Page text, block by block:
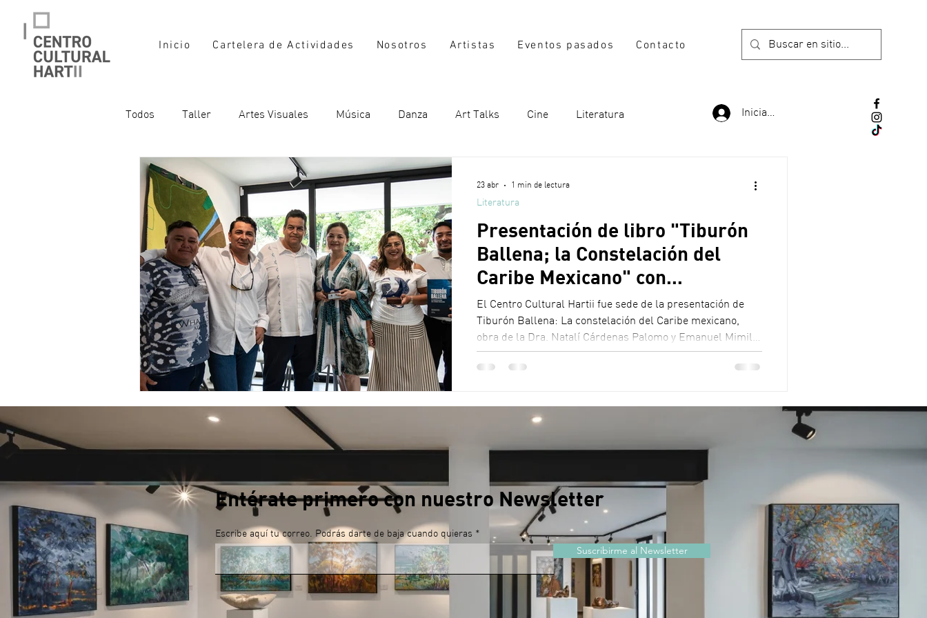
Inicio Cartelera de Actividades Nosotros Artistas Eventos pasados Contacto
Todos Taller Artes Visuales Música Danza Art Talks Cine Literatura
Presentación de libro "Tiburón
Ballena; la Constelación del
Caribe Mexicano" con
PRONATURA
El Centro Cultural Hartii fue sede de la presentación de
Tiburón Ballena: La constelación del Caribe mexicano,
obra de la Dra. Natalí Cárdenas Palomo y Emanuel Mimila
Herrera, impulsada por Pronatura Península de Yucatán.
El libro reúne más de 20 años de investigación y fotografía
promoviendo la reflexión y el compromiso con la
conservación marina. Fecha de evento: 21 de abril
Literatura
23 abr 1 min de lectura
Iniciar sesión
Entérate primero con nuestro Newsletter
Escribe aquí tu correo. Podrás darte de baja cuando quieras
Suscribirme al Newsletter